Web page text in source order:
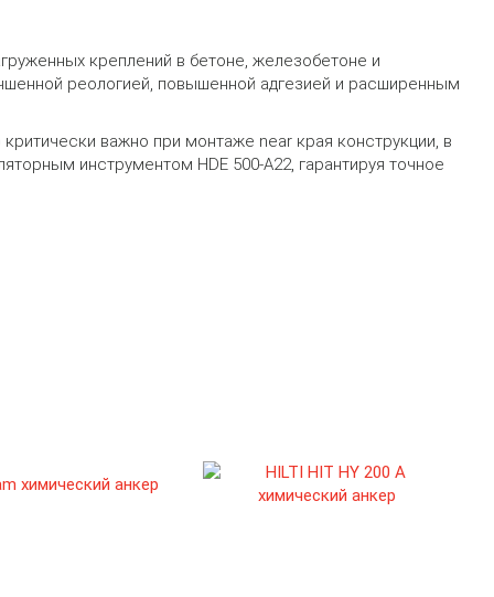
креплений в бетоне, железобетоне и
реологией, повышенной адгезией и расширенным
важно при монтаже near края конструкции, в
инструментом HDE 500-A22, гарантируя точное